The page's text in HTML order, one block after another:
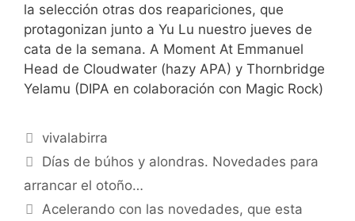
la selección otras dos reapariciones, que
protagonizan junto a Yu Lu nuestro jueves de
cata de la semana. A Moment At Emmanuel
Head de Cloudwater (hazy APA) y Thornbridge
Yelamu (DIPA en colaboración con Magic Rock)
Categorías
vivalabirra
Días de búhos y alondras. Novedades para
arrancar el otoño…
Acelerando con las novedades, que esta